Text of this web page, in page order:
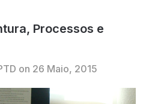
Processos e
on 26 Maio, 2015